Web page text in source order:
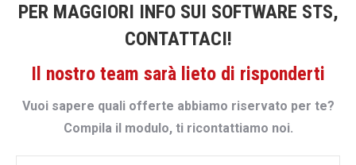
PER MAGGIORI INFO SUI SOFTWARE STS,
CONTATTACI!
Il nostro team sarà lieto di risponderti
Vuoi sapere quali offerte abbiamo riservato per te?
Compila il modulo, ti ricontattiamo noi.